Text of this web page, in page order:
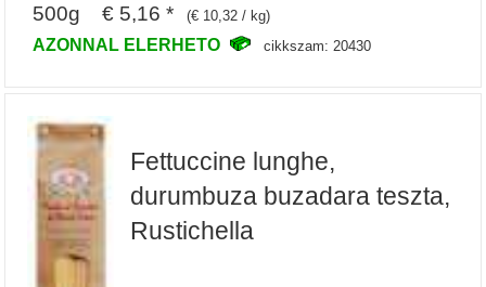
500g € 5,16 * (€ 10,32 / kg)
AZONNAL ELERHETO cikkszam: 20430
Fettuccine lunghe,
durumbuza buzadara teszta,
Rustichella